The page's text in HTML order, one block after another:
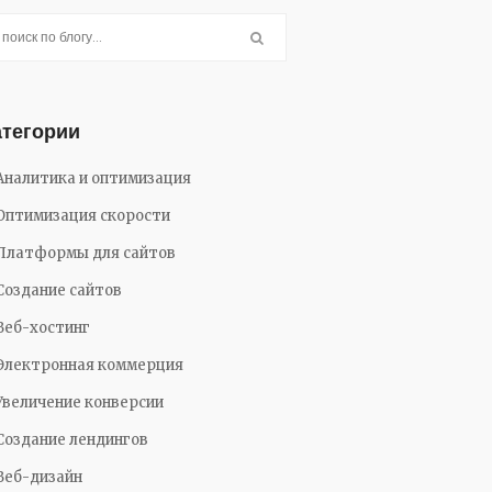
и оптимизация
скорости
для сайтов
сайтов
хостинг
коммерция
конверсии
лендингов
дизайн